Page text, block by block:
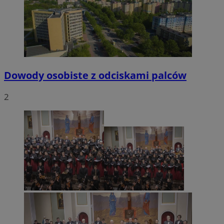
Dowody osobiste z odciskami palców
2
YouTube
.youtube.com
CookieScriptConsent
CookieScript
mojetychy.pl
4 tygodnie 2